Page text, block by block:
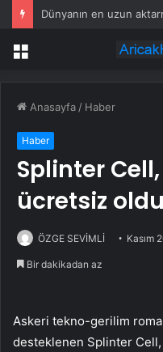
Menü
Anasayfa / Haber
Haber
Splinter
ücretsiz oldu
ÖZGE SEVİMLİ Kasım
Bir dakikadan az
Askeri tekno-gerilim
desteklenen Splinter